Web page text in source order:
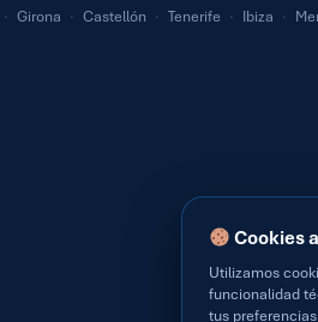
· Girona · Castellón · Tenerife · Ibiza ·
Cookies
Utilizamos
funcionalidad
tus